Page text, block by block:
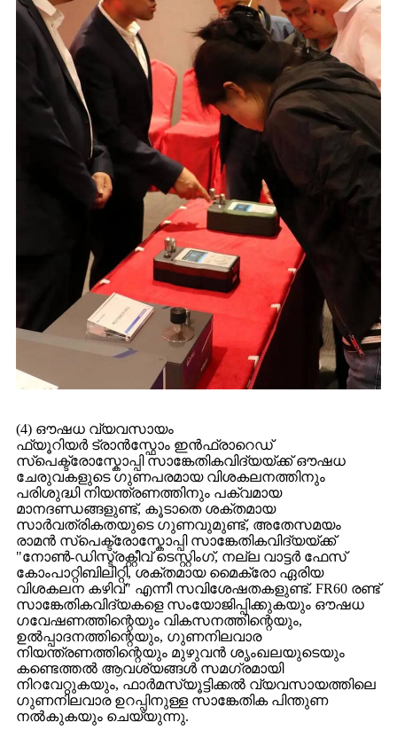
(4) ഔഷധ വ്യവസായം
ഫ്യൂറിയർ ട്രാൻസ്ഫോം ഇൻഫ്രാറെഡ്
സ്പെക്ട്രോസ്കോപ്പി സാങ്കേതികവിദ്യയ്ക്ക് ഔഷധ
ചേരുവകളുടെ ഗുണപരമായ വിശകലനത്തിനും
പരിശുദ്ധി നിയന്ത്രണത്തിനും പക്വമായ
മാനദണ്ഡങ്ങളുണ്ട്, കൂടാതെ ശക്തമായ
സാർവത്രികതയുടെ ഗുണവുമുണ്ട്, അതേസമയം
രാമൻ സ്പെക്ട്രോസ്കോപ്പി സാങ്കേതികവിദ്യയ്ക്ക്
"നോൺ-ഡിസ്ട്രക്റ്റീവ് ടെസ്റ്റിംഗ്, നല്ല വാട്ടർ ഫേസ്
കോംപാറ്റിബിലിറ്റി, ശക്തമായ മൈക്രോ ഏരിയ
വിശകലന കഴിവ്" എന്നീ സവിശേഷതകളുണ്ട്. FR60 രണ്ട്
സാങ്കേതികവിദ്യകളെ സംയോജിപ്പിക്കുകയും ഔഷധ
ഗവേഷണത്തിന്റെയും വികസനത്തിന്റെയും,
ഉൽപ്പാദനത്തിന്റെയും, ഗുണനിലവാര
നിയന്ത്രണത്തിന്റെയും മുഴുവൻ ശൃംഖലയുടെയും
കണ്ടെത്തൽ ആവശ്യങ്ങൾ സമഗ്രമായി
നിറവേറ്റുകയും, ഫാർമസ്യൂട്ടിക്കൽ വ്യവസായത്തിലെ
ഗുണനിലവാര ഉറപ്പിനുള്ള സാങ്കേതിക പിന്തുണ
നൽകുകയും ചെയ്യുന്നു.